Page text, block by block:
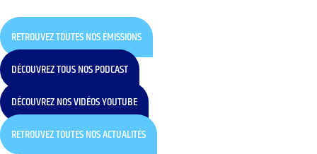
RETROUVEZ TOUTES NOS ÉMISSIONS
DÉCOUVREZ TOUS NOS PODCAST
DÉCOUVREZ NOS VIDÉOS YOUTUBE
RETROUVEZ TOUTES NOS ACTUALITÉS